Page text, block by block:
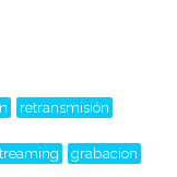
retransmisión
grabacion